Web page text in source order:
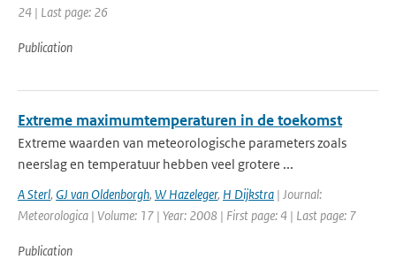
24 | Last page: 26
Publication
Extreme maximumtemperaturen in de toekomst
Extreme waarden van meteorologische parameters zoals
neerslag en temperatuur hebben veel grotere ...
A Sterl, GJ van Oldenborgh, W Hazeleger, H Dijkstra | Journal:
Meteorologica | Volume: 17 | Year: 2008 | First page: 4 | Last page: 7
Publication